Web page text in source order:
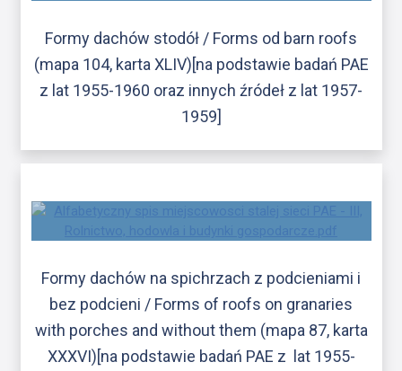
Formy dachów stodół / Forms od barn roofs
(mapa 104, karta XLIV)[na podstawie badań PAE
z lat 1955-1960 oraz innych źródeł z lat 1957-
1959]
Formy dachów na spichrzach z podcieniami i
bez podcieni / Forms of roofs on granaries
with porches and without them (mapa 87, karta
XXXVI)[na podstawie badań PAE z lat 1955-